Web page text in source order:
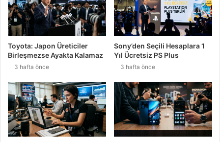
Toyota: Japon Üreticiler
Birleşmezse Ayakta Kalamaz
3 hafta önce
Sony’den Seçili Hesaplara 1
Yıl Ücretsiz PS Plus
3 hafta önce